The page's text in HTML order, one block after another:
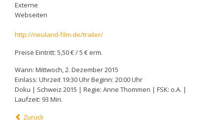
Externe
Webseiten
http://neuland-film.de/trailer/
Preise Eintritt: 5,50 € / 5 € erm.
Wann: Mittwoch, 2. Dezember 2015
Einlass: Uhrzeit 19:30 Uhr Beginn: 20:00 Uhr
Doku | Schweiz 2015 | Regie: Anne Thommen | FSK: o.A. |
Laufzeit: 93 Min.
Zurück